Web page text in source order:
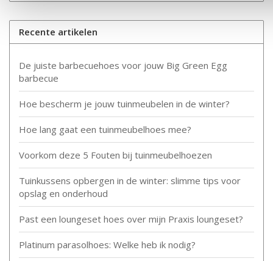
Recente artikelen
De juiste barbecuehoes voor jouw Big Green Egg
barbecue
Hoe bescherm je jouw tuinmeubelen in de winter?
Hoe lang gaat een tuinmeubelhoes mee?
Voorkom deze 5 Fouten bij tuinmeubelhoezen
Tuinkussens opbergen in de winter: slimme tips voor
opslag en onderhoud
Past een loungeset hoes over mijn Praxis loungeset?
Platinum parasolhoes: Welke heb ik nodig?